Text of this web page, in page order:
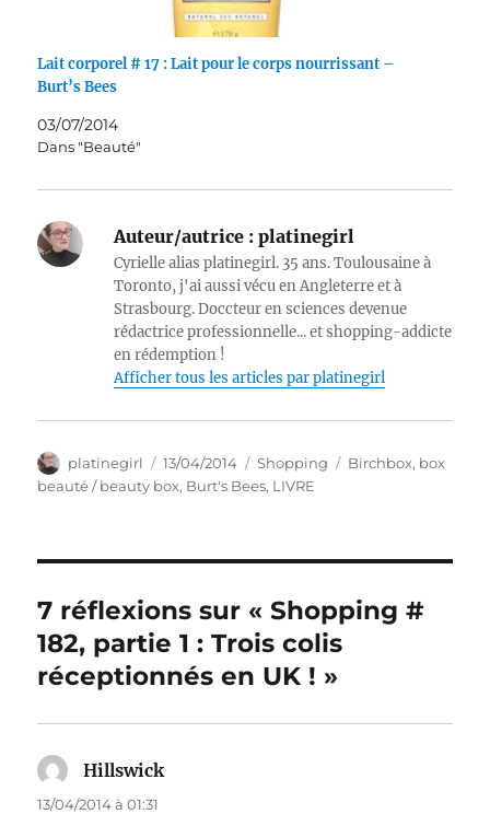
Lait corporel # 17 : Lait pour le corps nourrissant –
Burt’s Bees
03/07/2014
Dans "Beauté"
Auteur/autrice : platinegirl
Cyrielle alias platinegirl. 35 ans. Toulousaine à
Toronto, j'ai aussi vécu en Angleterre et à
Strasbourg. Doccteur en sciences devenue
rédactrice professionnelle... et shopping-addicte
en rédemption !
Afficher tous les articles par platinegirl
Auteur
platinegirl
Publié
le
13/04/2014 Catégories
Shopping Étiquettes
Birchbox, box
beauté / beauty box, Burt's Bees, LIVRE
7 réflexions sur « Shopping #
182, partie 1 : Trois colis
réceptionnés en UK ! »
Hillswick
13/04/2014 à 01:31